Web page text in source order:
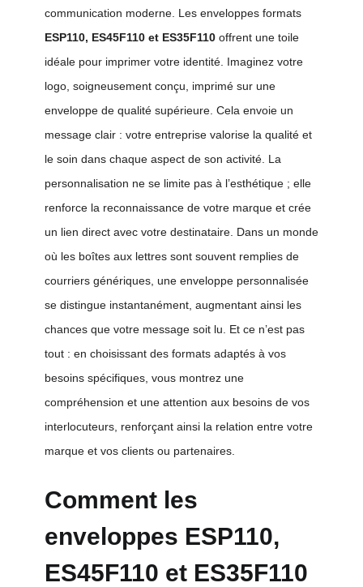
communication moderne. Les enveloppes formats
ESP110, ES45F110 et ES35F110offrent une toile
idéale pour imprimer votre identité. Imaginez votre
logo, soigneusement conçu, imprimé sur une
enveloppe de qualité supérieure. Cela envoie un
message clair : votre entreprise valorise la qualité et
le soin dans chaque aspect de son activité. La
personnalisation ne se limite pas à l’esthétique ; elle
renforce la reconnaissance de votre marque et crée
un lien direct avec votre destinataire. Dans un monde
où les boîtes aux lettres sont souvent remplies de
courriers génériques, une enveloppe personnalisée
se distingue instantanément, augmentant ainsi les
chances que votre message soit lu. Et ce n’est pas
tout : en choisissant des formats adaptés à vos
besoins spécifiques, vous montrez une
compréhension et une attention aux besoins de vos
interlocuteurs, renforçant ainsi la relation entre votre
marque et vos clients ou partenaires.
Comment les
enveloppes ESP110,
ES45F110 et ES35F110